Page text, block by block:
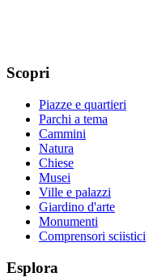
Scopri
Piazze e quartieri
Parchi a tema
Cammini
Natura
Chiese
Musei
Ville e palazzi
Giardino d'arte
Monumenti
Comprensori sciistici
Esplora